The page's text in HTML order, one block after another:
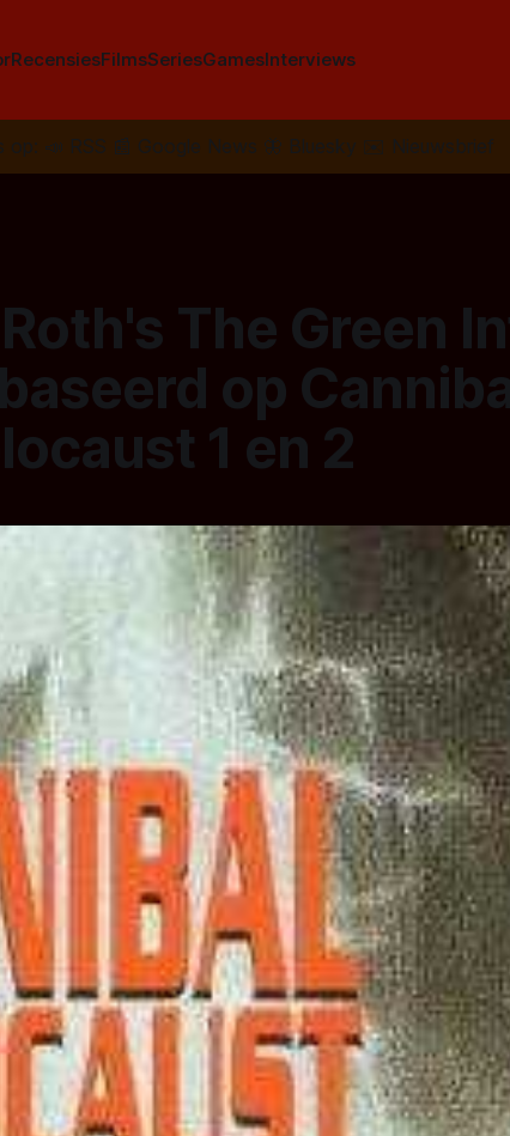
RecensiesFilmsSeriesGamesInterviews
op: 📣 RSS 📰 Google News 🦋 Bluesky ✉️ Nieuwsbrief
The Green
op
1 en 2